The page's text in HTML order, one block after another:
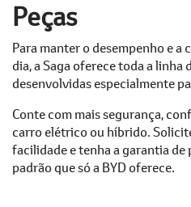
Peças
Para manter o desempenho e a
dia, a Saga oferece toda a linha
desenvolvidas especialmente
Conte com mais segurança,
carro elétrico ou híbrido.
facilidade e tenha a garantia de
padrão que só a BYD oferece.